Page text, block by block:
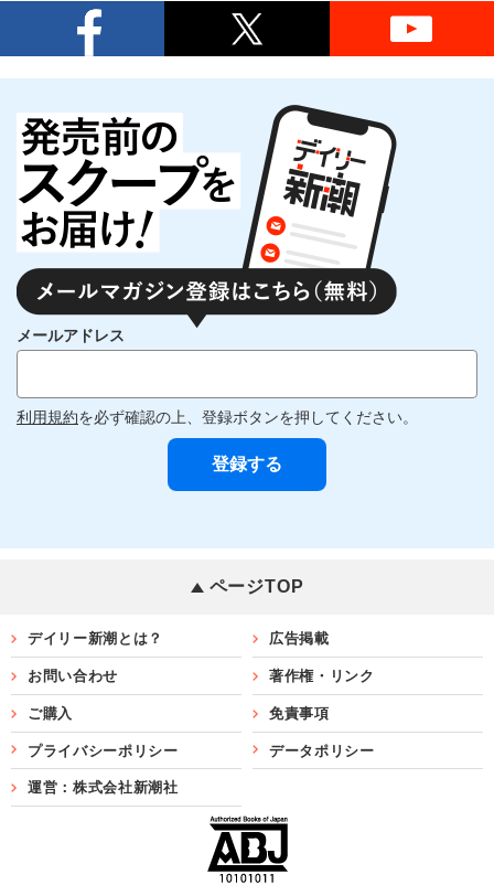
メールアドレス
利用規約を必ず確認の上、登録ボタンを押してください。
ページTOP
デイリー新潮とは？ 広告掲載
お問い合わせ 著作権・リンク
ご購入 免責事項
プライバシーポリシー データポリシー
運営：株式会社新潮社